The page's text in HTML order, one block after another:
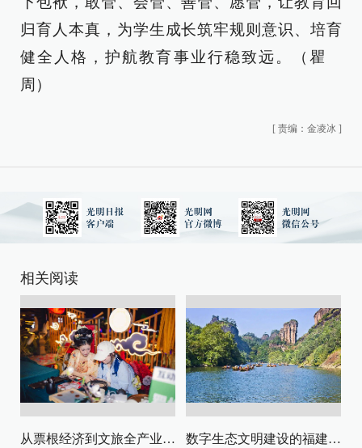
归育人本真，为学生成长筑牢规则意识、培育
健全人格，护航教育事业行稳致远。（瞿
周）
[ 责编：金凌冰 ]
相关阅读
从票根经济到文旅全产业链升级 数字生态文明建设的福建路径与启示